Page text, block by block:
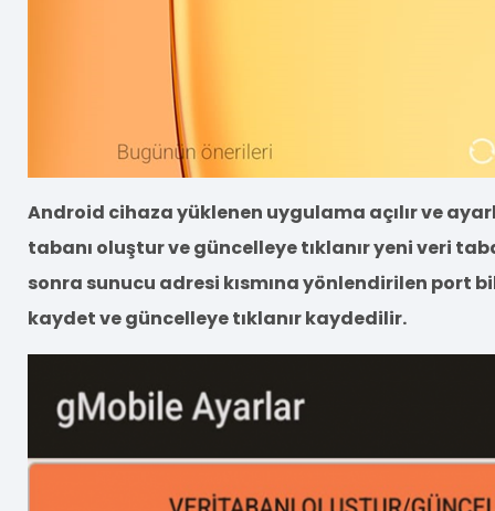
Android cihaza yüklenen uygulama açılır ve
tabanı oluştur ve güncelleye tıklanır yeni veri
sonra sunucu adresi kısmına yönlendirilen port
kaydet ve güncelleye tıklanır kaydedilir.